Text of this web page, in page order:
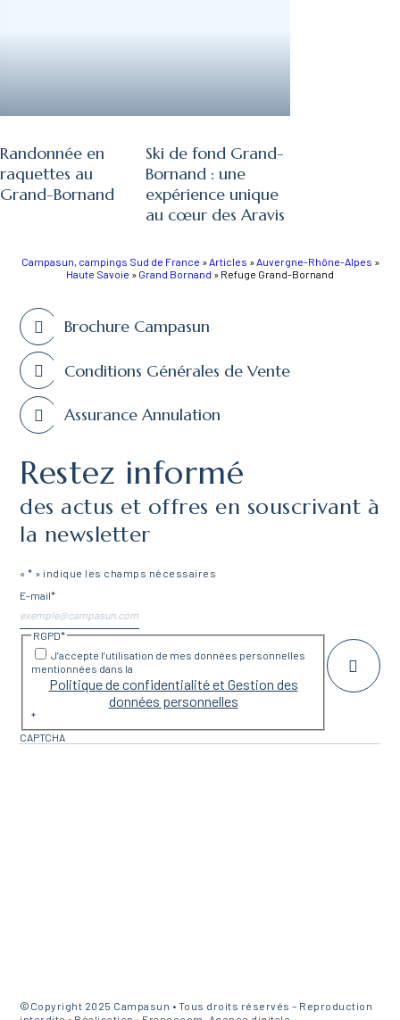
Randonnée en
raquettes au
Grand-Bornand
Ski de fond Grand-
Bornand : une
expérience unique
au cœur des Aravis
Campasun, campings Sud de France »Articles »Auvergne-Rhône-Alpes »
Haute Savoie » Grand Bornand » Refuge Grand-Bornand
Brochure Campasun
Conditions Générales de Vente
Assurance Annulation
Restez informé
des actus et offres en souscrivant à
la newsletter
«* » indique les champs nécessaires
E-mail*
RGPD*
J’accepte l’utilisation de mes données personnelles
mentionnées dans la
Politique de confidentialité et Gestion des
données personnelles
*
CAPTCHA
©Copyright 2025 Campasun • Tous droits réservés – Reproduction